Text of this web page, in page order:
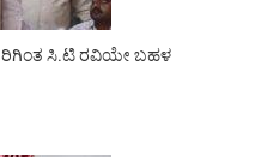
ಸಿ.ಟಿ ರವಿಯೇ ಬಹಳ